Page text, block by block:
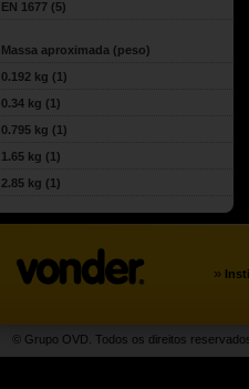
EN 1677 (5)
Massa aproximada (peso)
0.192 kg (1)
0.34 kg (1)
0.795 kg (1)
1.65 kg (1)
2.85 kg (1)
»
© Grupo OVD. Todos os direitos